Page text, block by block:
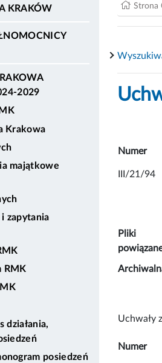
KRAKÓW
2029
Krakowa
majątkowe
zapytania
RMK
działania,
posiedzeń
Strona
Numer
III/21/94
Pliki
Uchwały
Numer